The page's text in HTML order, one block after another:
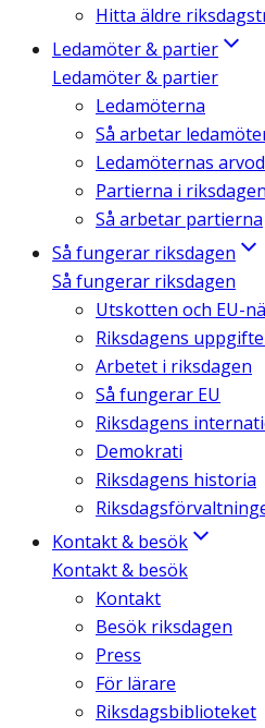
Hitta äldre
Ledamöter & partier
Ledamöter & partier
Ledamöterna
Så arbetar
Ledamöternas
Partierna i riksdagen
Så arbetar partierna
Så fungerar riksdagen
Så fungerar riksdagen
Utskotten och EU-
Riksdagens
Arbetet i riksdagen
Så fungerar EU
Riksdagens
Demokrati
Riksdagens historia
Kontakt & besök
Kontakt & besök
Kontakt
Besök riksdagen
Press
För lärare
Riksdagsbiblioteket